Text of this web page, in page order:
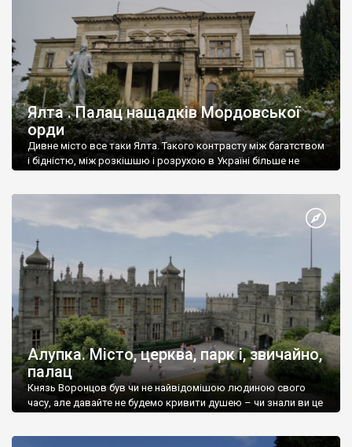
Ялта . Палац нащадків Мордовської
орди
Дивне місто все таки Ялта. Такого контрасту між багатством
і бідністю, між розкішшю і розрухою в Україні більше не
Алупка. Місто, церква, парк і, звичайно,
палац
Князь Воронцов був чи не найвідомішою людиною свого
часу, але давайте не будемо кривити душею – чи знали ви це